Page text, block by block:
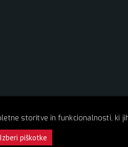
pridržane!
storitve in funkcionalnosti, ki
Izberi piškotke